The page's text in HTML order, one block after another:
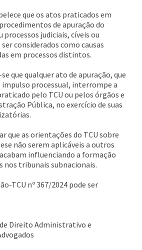
que os atos praticados em
de apuração do
judiciais, cíveis ou
considerados como causas
em processos distintos.
que qualquer ato de apuração, que
processual, interrompe a
pelo TCU ou pelos órgãos e
Pública, no exercício de suas
que as orientações do TCU sobre
não serem aplicáveis a outros
influenciando a formação
nos tribunais subnacionais.
TCU nº 367/2024 pode ser
Direito Administrativo e